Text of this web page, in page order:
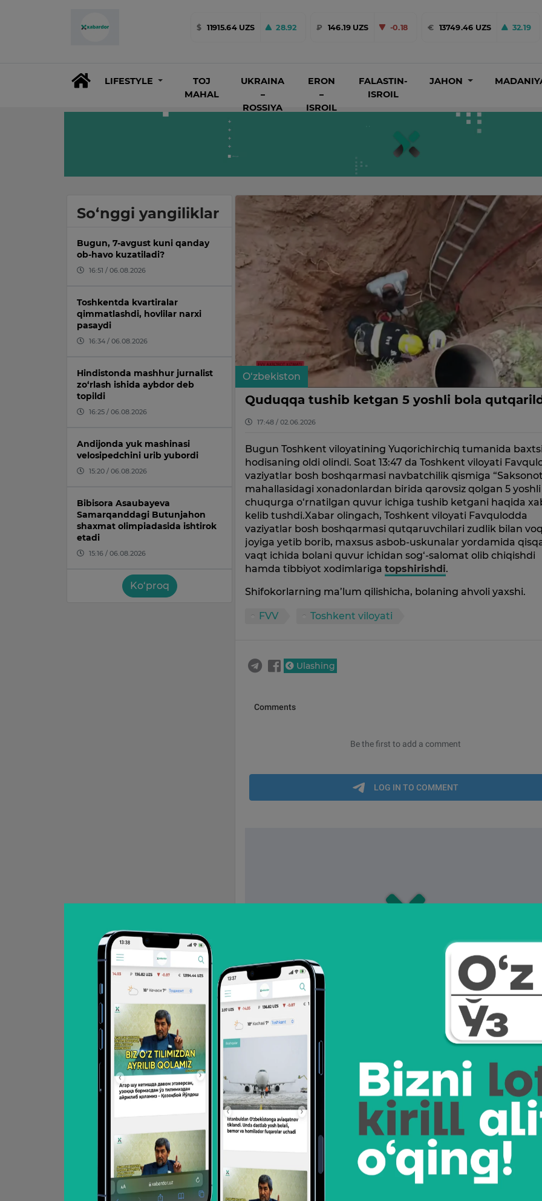
$ 11915.64 UZS 28.92 ₽ 146.19 UZS -0.18 € 13749.46 UZS 32.19
LIFESTYLE
TOJ
MAHAL
UKRAINA
–
ROSSIYA
ERON
–
ISROIL
FALASTIN-
ISROIL
JAHON
So‘nggi yangiliklar
Bugun, 7-avgust kuni qanday
ob-havo kuzatiladi?
16:51 / 06.08.2026
Toshkentda kvartiralar
qimmatlashdi, hovlilar narxi
pasaydi
16:34 / 06.08.2026
Hindistonda mashhur jurnalist
zo‘rlash ishida aybdor deb
topildi
16:25 / 06.08.2026
Andijonda yuk mashinasi
velosipedchini urib yubordi
15:20 / 06.08.2026
Bibisora Asaubayeva
Samarqanddagi Butunjahon
shaxmat olimpiadasida ishtirok
etadi
15:16 / 06.08.2026
Ko‘proq
O‘zbekiston
Quduqqa tushib ketgan 5 yoshli bola
17:48 / 02.06.2026
Bugun Toshkent viloyatining Yuqorichirchiq tumanida
hodisaning oldi olindi. Soat 13:47 da Toshkent viloyati
vaziyatlar bosh boshqarmasi navbatchilik qismiga
mahallasidagi xonadonlardan birida qarovsiz qolgan 5
chuqurga o‘rnatilgan quvur ichiga tushib ketgani haqida
kelib tushdi.Xabar olingach, Toshkent viloyati Favqulodda
vaziyatlar bosh boshqarmasi qutqaruvchilari zudlik bilan
joyiga yetib borib, maxsus asbob-uskunalar yordamida
vaqt ichida bolani quvur ichidan sog‘-salomat olib chiqishdi
hamda tibbiyot xodimlarigatopshirishdi.
Shifokorlarning ma’lum qilishicha, bolaning ahvoli yaxshi.
FVV Toshkent viloyati
Ulashing